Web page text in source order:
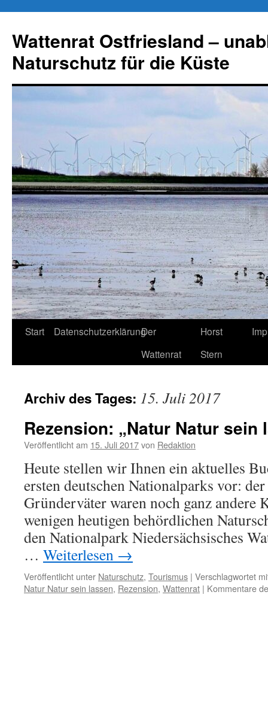
springen
Wattenrat Ostfriesland –
Naturschutz für die Küste
Start DatenschutzerklärungDer
Wattenrat
Horst
Stern
Archiv des Tages: 15. Juli 2017
Rezension: „Natur Natur sein
Veröffentlicht am 15. Juli 2017von Redaktion
Heute stellen wir Ihnen ein aktuelles
ersten deutschen Nationalparks vor:
Gründerväter waren noch ganz andere
wenigen heutigen behördlichen
den Nationalpark Niedersächsisches
… Weiterlesen →
Veröffentlicht unter Naturschutz, Tourismus | Verschlagwortet
Natur Natur sein lassen, Rezension, Wattenrat | Kommentare